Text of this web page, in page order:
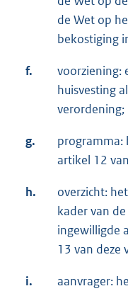
de Wet op
bekostiging
f.
voorziening:
huisvesting
verordening;
g.
programma:
artikel 12
h.
overzicht:
kader van
ingewilligde
13 van deze
i.
aanvrager: